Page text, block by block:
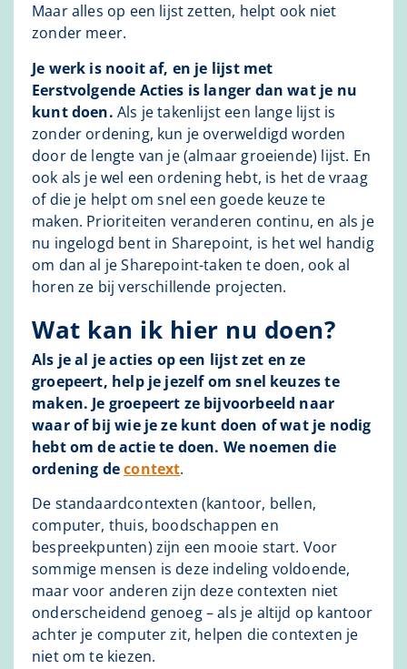
Maar alles op een lijst zetten, helpt ook niet
zonder meer.
Je werk is nooit af, en je lijst met
Eerstvolgende Acties is langer dan wat je nu
kunt doen. Als je takenlijst een lange lijst is
zonder ordening, kun je overweldigd worden
door de lengte van je (almaar groeiende) lijst. En
ook als je wel een ordening hebt, is het de vraag
of die je helpt om snel een goede keuze te
maken. Prioriteiten veranderen continu, en als je
nu ingelogd bent in Sharepoint, is het wel handig
om dan al je Sharepoint-taken te doen, ook al
horen ze bij verschillende projecten.
Wat kan ik hier nu doen?
Als je al je acties op een lijst zet en ze
groepeert, help je jezelf om snel keuzes te
maken. Je groepeert ze bijvoorbeeld naar
waar of bij wie je ze kunt doen of wat je nodig
hebt om de actie te doen. We noemen die
ordening decontext.
De standaardcontexten (kantoor, bellen,
computer, thuis, boodschappen en
bespreekpunten) zijn een mooie start. Voor
sommige mensen is deze indeling voldoende,
maar voor anderen zijn deze contexten niet
onderscheidend genoeg – als je altijd op kantoor
achter je computer zit, helpen die contexten je
niet om te kiezen.